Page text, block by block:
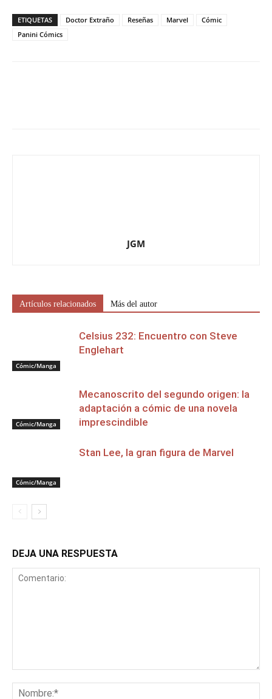
ETIQUETAS Doctor Extraño Reseñas Marvel
Cómic
Panini Cómics
JGM
Artículos relacionados Más del autor
Cómic/Manga
Celsius 232: Encuentro con Steve
Englehart
Cómic/Manga
Mecanoscrito del segundo origen: la
adaptación a cómic de una novela
imprescindible
Cómic/Manga
Stan Lee, la gran figura de Marvel
DEJA UNA RESPUESTA